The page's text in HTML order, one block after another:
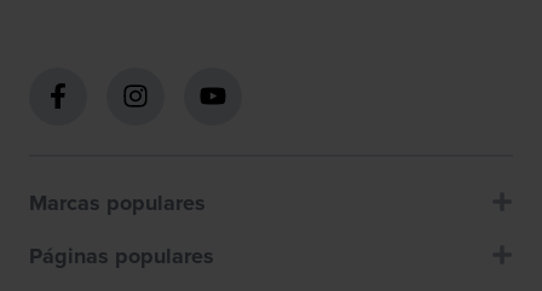
Marcas populares
Páginas populares